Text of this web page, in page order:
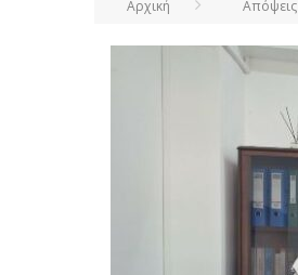
Αρχική Απόψεις